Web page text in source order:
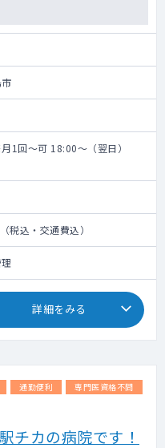
1回～可 18:00～（翌日）
税込・交通費込）
詳細をみる
通勤便利
専門医資格不問
チカの病院です！